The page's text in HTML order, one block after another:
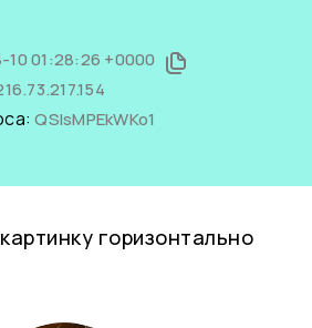
01:28:26 +0000
QSIsMPEkWKo1
горизонтально